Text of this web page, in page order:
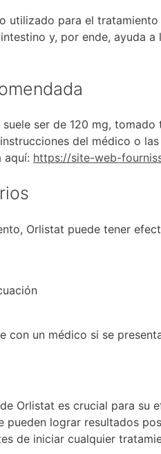
utilizado para el
y, por ende, ayuda
ser de 120 mg,
del médico o
aquí: https://site-web-
Orlistat puede tener
con un médico si se
Orlistat es crucial para su
pueden lograr resultados
de iniciar cualquier